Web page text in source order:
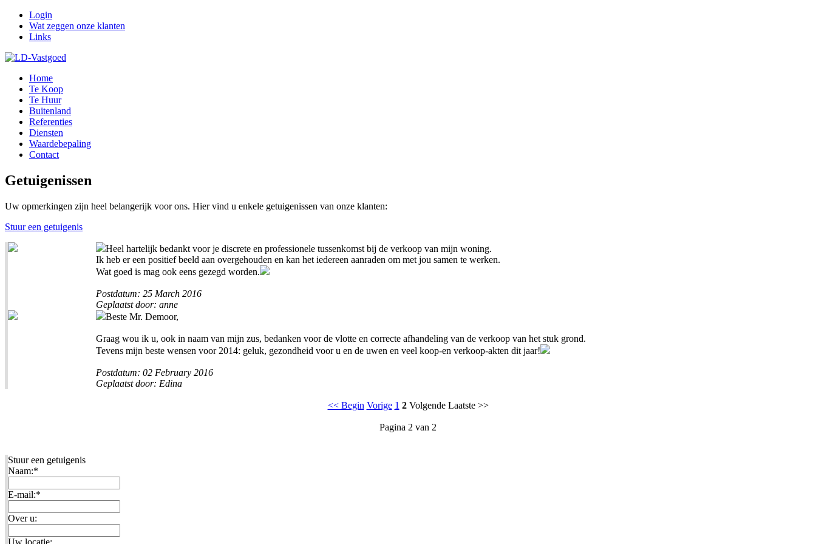
Login
Wat zeggen onze klanten
Links
Home
Te Koop
Te Huur
Buitenland
Referenties
Diensten
Waardebepaling
Contact
Getuigenissen
Uw opmerkingen zijn heel belangerijk voor ons. Hier vind u enkele getuigenissen van onze klanten:
Stuur een getuigenis
Heel hartelijk bedankt voor je discrete en professionele tussenkomst bij de verkoop van mijn woning.
Ik heb er een positief beeld aan overgehouden en kan het iedereen aanraden om met jou samen te werken.
Wat goed is mag ook eens gezegd worden.
Postdatum: 25 March 2016
Geplaatst door: anne
Beste Mr. Demoor,
Graag wou ik u, ook in naam van mijn zus, bedanken voor de vlotte en correcte afhandeling van de verkoop van het stuk grond.
Tevens mijn beste wensen voor 2014: geluk, gezondheid voor u en de uwen en veel koop-en verkoop-akten dit jaar!
Postdatum: 02 February 2016
Geplaatst door: Edina
<< Begin Vorige 1 2Volgende Laatste >>
Pagina 2 van 2
Stuur een getuigenis
Naam:*
E-mail:*
Over u:
Uw locatie: